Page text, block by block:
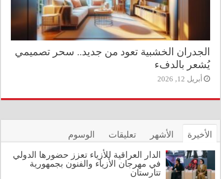
الجدران الخشبية تعود من جديد.. سحر تصميمي
يُشعر بالدفء
أبريل 12, 2026
الأخيرة الأشهر تعليقات الوسوم
الدار العراقية للأزياء تعزز حضورها الدولي
في مهرجان الأزياء والفنون بجمهورية
تتارستان